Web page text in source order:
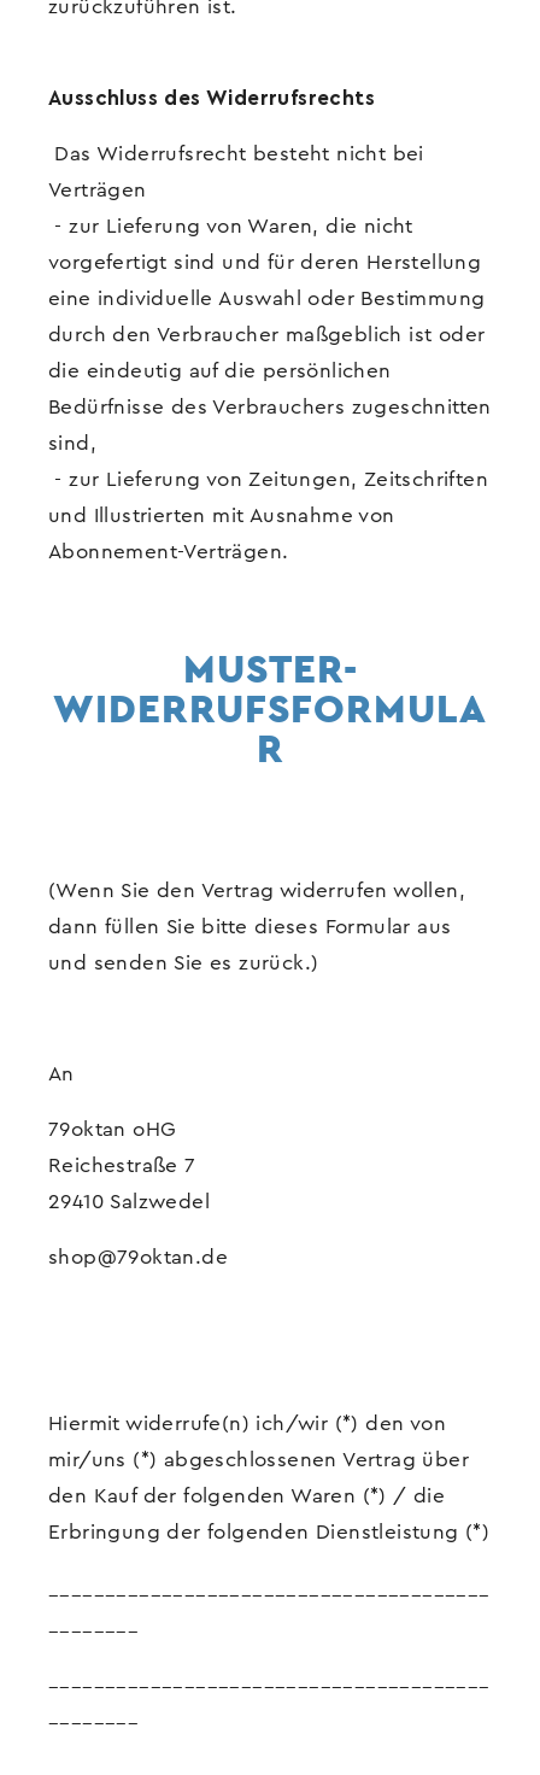
zurückzuführen ist.
Ausschluss des Widerrufsrechts
Das Widerrufsrecht besteht nicht bei
Verträgen
- zur Lieferung von Waren, die nicht
vorgefertigt sind und für deren Herstellung
eine individuelle Auswahl oder Bestimmung
durch den Verbraucher maßgeblich ist oder
die eindeutig auf die persönlichen
Bedürfnisse des Verbrauchers zugeschnitten
sind,
- zur Lieferung von Zeitungen, Zeitschriften
und Illustrierten mit Ausnahme von
Abonnement-Verträgen.
MUSTER-
WIDERRUFSFORMULA
R
(Wenn Sie den Vertrag widerrufen wollen,
dann füllen Sie bitte dieses Formular aus
und senden Sie es zurück.)
An
79oktan oHG
Reichestraße 7
29410 Salzwedel
shop@79oktan.de
Hiermit widerrufe(n) ich/wir (*) den von
mir/uns (*) abgeschlossenen Vertrag über
den Kauf der folgenden Waren (*) / die
Erbringung der folgenden Dienstleistung (*)